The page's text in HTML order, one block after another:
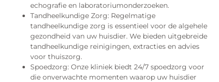
echografie en laboratoriumonderzoeken.
Tandheelkundige Zorg: Regelmatige
tandheelkundige zorg is essentieel voor de algehele
gezondheid van uw huisdier. We bieden uitgebreide
tandheelkundige reinigingen, extracties en advies
voor thuiszorg.
Spoedzorg: Onze kliniek biedt 24/7 spoedzorg voor
die onverwachte momenten waarop uw huisdier